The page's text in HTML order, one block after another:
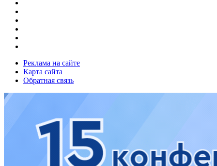
Реклама на сайте
Карта сайта
Обратная связь